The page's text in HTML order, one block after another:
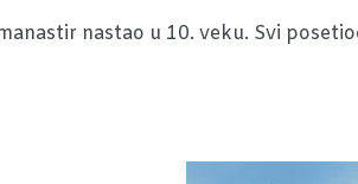
nastao u 10. veku. Svi